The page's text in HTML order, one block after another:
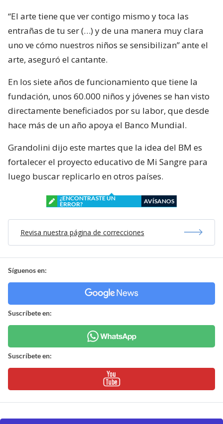
“El arte tiene que ver contigo mismo y toca las
entrañas de tu ser (…) y de una manera muy clara
uno ve cómo nuestros niños se sensibilizan” ante el
arte, aseguró el cantante.
En los siete años de funcionamiento que tiene la
fundación, unos 60.000 niños y jóvenes se han visto
directamente beneficiados por su labor, que desde
hace más de un año apoya el Banco Mundial.
Grandolini dijo este martes que la idea del BM es
fortalecer el proyecto educativo de Mi Sangre para
luego buscar replicarlo en otros países.
¿ENCONTRASTE UN
ERROR?
AVÍSANOS
Revisa nuestra página de correcciones
Síguenos en:
Suscríbete en:
Suscríbete en: